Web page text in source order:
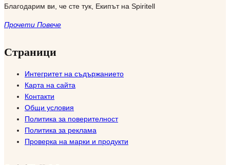
Благодарим ви, че сте тук, Екипът на Spiritell
Прочети Повече
Страници
Интегритет на съдържанието
Карта на сайта
Контакти
Общи условия
Политика за поверителност
Политика за реклама
Проверка на марки и продукти